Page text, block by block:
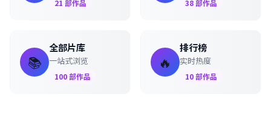
21 部作品 38部作品
📚
全部片库
一站式浏览
100部作品
🔥
排行榜
实时热度
10部作品